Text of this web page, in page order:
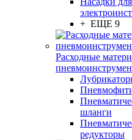
+ ЕЩЕ 9
Расходные
шланги
редукторы